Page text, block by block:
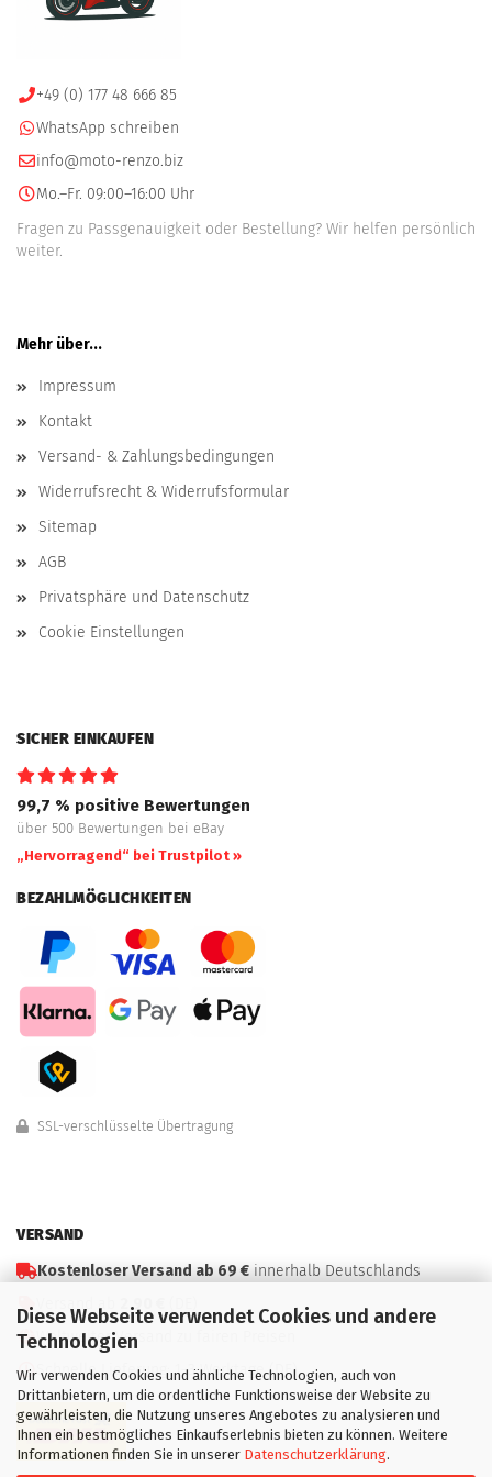
Diese Webseite verwendet Cookies und andere
Technologien
Wir verwenden Cookies und ähnliche Technologien, auch von
Drittanbietern, um die ordentliche Funktionsweise der Website zu
gewährleisten, die Nutzung unseres Angebotes zu analysieren und
Ihnen ein bestmögliches Einkaufserlebnis bieten zu können. Weitere
Informationen finden Sie in unserer Datenschutzerklärung.
+49 (0) 177 48 666 85
WhatsApp schreiben
info@moto-renzo.biz
Mo.–Fr. 09:00–16:00 Uhr
Fragen zu Passgenauigkeit oder Bestellung? Wir helfen persönlich
weiter.
Mehr über...
Impressum
Kontakt
Versand- & Zahlungsbedingungen
Widerrufsrecht & Widerrufsformular
Sitemap
AGB
Privatsphäre und Datenschutz
Cookie Einstellungen
SICHER EINKAUFEN
99,7 % positive Bewertungen
über 500 Bewertungen bei eBay
„Hervorragend“ bei Trustpilot »
BEZAHLMÖGLICHKEITEN
SSL-verschlüsselte Übertragung
VERSAND
Kostenloser Versand ab 69 € innerhalb Deutschlands
Versand ab
2,90 €
Weltweiter Versand zu fairen Preisen
Schnelle Lieferung: 1–3 Werktage (DE)